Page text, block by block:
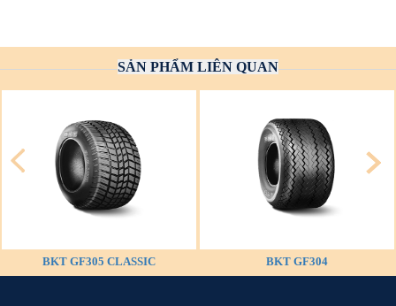
SẢN PHẨM LIÊN QUAN
BKT GF305 CLASSIC BKT GF304